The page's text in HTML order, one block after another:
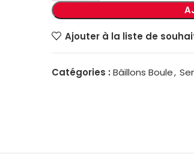
Ajouter à la liste de
Catégories : Bâillons Boule,